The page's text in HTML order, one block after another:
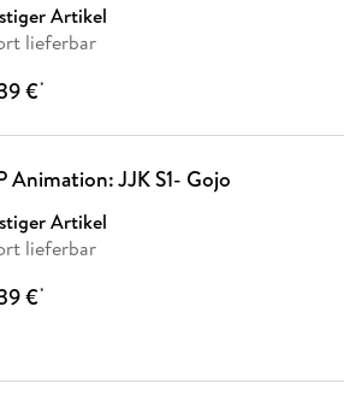
Artikel
lieferbar
€*
Animation: JJK S1- Gojo
Artikel
lieferbar
€*